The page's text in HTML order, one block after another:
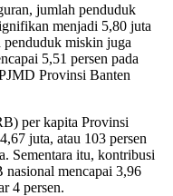
jumlah penduduk
menjadi 5,80 juta
penduduk miskin juga
5,51 persen pada
Provinsi Banten
per kapita Provinsi
juta, atau 103 persen
Sementara itu, kontribusi
mencapai 3,96
4 persen.